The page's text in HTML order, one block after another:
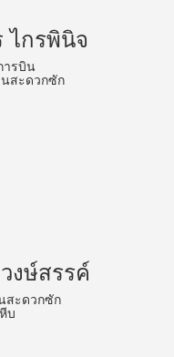
กรพินิจ
ารบิน
สะดวกซัก
งษ์สรรค์
สะดวกซัก
บ